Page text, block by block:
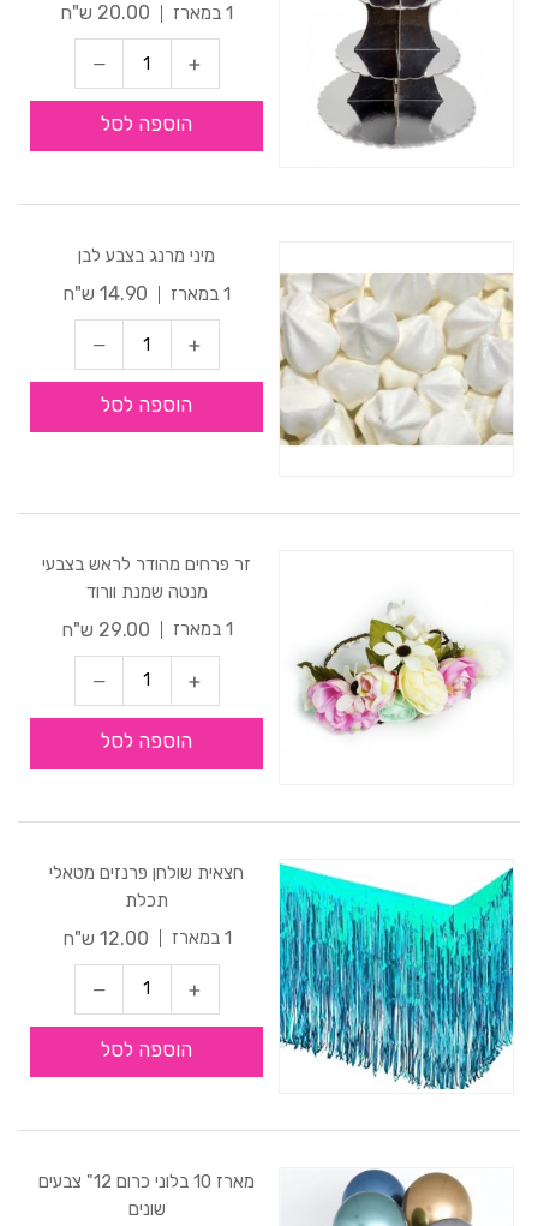
1 במארז 20.00 ש"ח
הוספה לסל
מיני מרנג בצבע לבן
1 במארז
14.90 ש"ח
הוספה לסל
זר פרחים מהודר לראש בצבעי
מנטה שמנת וורוד
1 במארז
29.00 ש"ח
הוספה לסל
חצאית שולחן פרנזים מטאלי
תכלת
1 במארז
12.00 ש"ח
הוספה לסל
מארז 10 בלוני כרום 12" צבעים
שונים